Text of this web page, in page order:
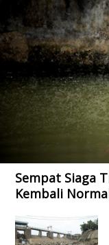
Sempat Siaga
Kembali